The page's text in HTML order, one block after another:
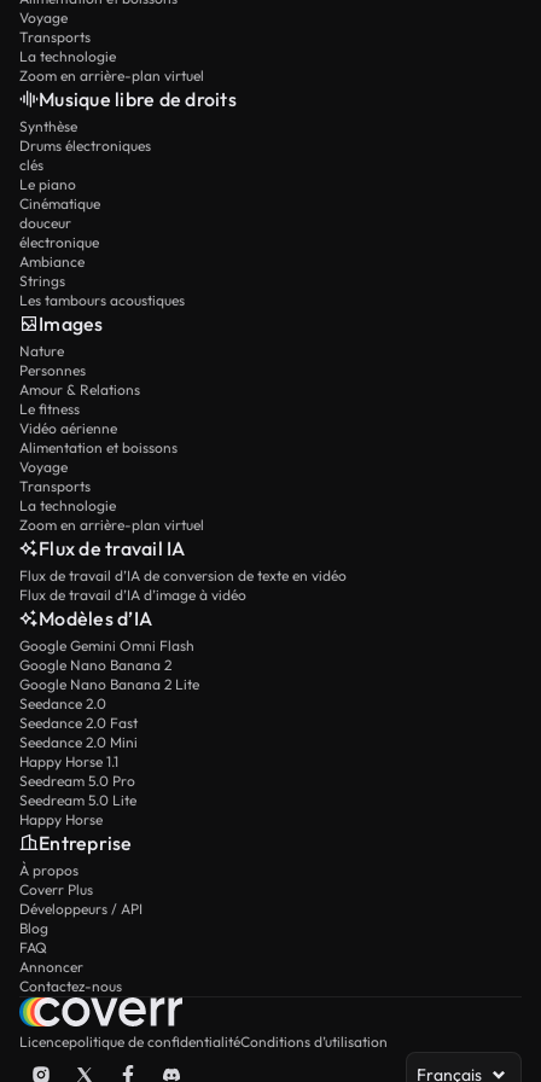
Voyage
Transports
La technologie
Zoom en arrière-plan virtuel
Musique libre de droits
Synthèse
Drums électroniques
clés
Le piano
Cinématique
douceur
électronique
Ambiance
Strings
Les tambours acoustiques
Images
Nature
Personnes
Amour & Relations
Le fitness
Vidéo aérienne
Alimentation et boissons
Voyage
Transports
La technologie
Zoom en arrière-plan virtuel
Flux de travail IA
Flux de travail d’IA de conversion de texte en vidéo
Flux de travail d’IA d’image à vidéo
Modèles d’IA
Google Gemini Omni Flash
Google Nano Banana 2
Google Nano Banana 2 Lite
Seedance 2.0
Seedance 2.0 Fast
Seedance 2.0 Mini
Happy Horse 1.1
Seedream 5.0 Pro
Seedream 5.0 Lite
Happy Horse
Entreprise
À propos
Coverr Plus
Développeurs / API
Blog
FAQ
Annoncer
Contactez-nous
Licencepolitique de confidentialitéConditions d’utilisation
Français